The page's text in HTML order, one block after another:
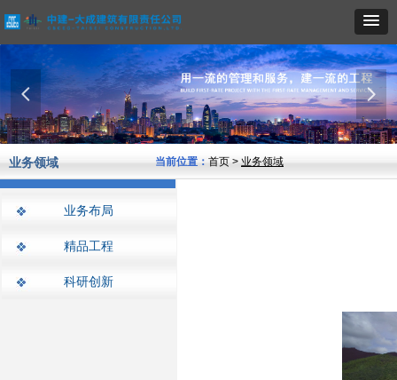
넳 넲
业务领域 当前位置： 首页 > 业务领域
业务布局
精品工程
科研创新